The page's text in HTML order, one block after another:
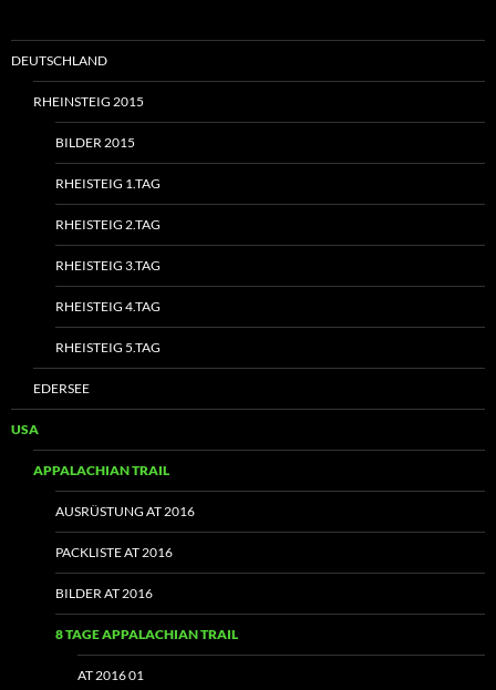
DEUTSCHLAND
RHEINSTEIG 2015
BILDER 2015
RHEISTEIG 1.TAG
RHEISTEIG 2.TAG
RHEISTEIG 3.TAG
RHEISTEIG 4.TAG
RHEISTEIG 5.TAG
EDERSEE
USA
APPALACHIAN TRAIL
AUSRÜSTUNG AT 2016
PACKLISTE AT 2016
BILDER AT 2016
8 TAGE APPALACHIAN TRAIL
AT 2016 01